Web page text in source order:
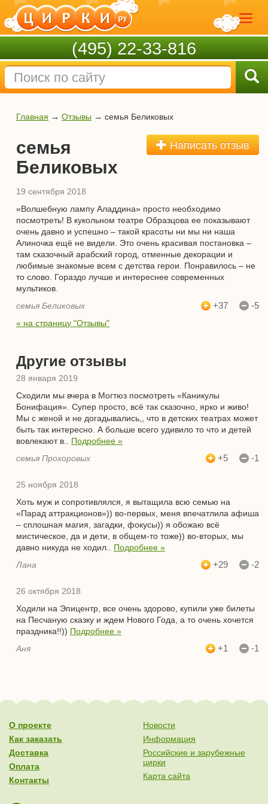
(495) 22-33-816
Главная → Отзывы → семья Беликовых
Написать отзыв
семья
Беликовых
19 сентября 2018
«Волшебную лампу Аладдина» просто необходимо
посмотреть! В кукольном театре Образцова ее показывают
очень давно и успешно – такой красоты ни мы ни наша
Алиночка ещё не видели. Это очень красивая постановка –
там сказочный арабский город, отменные декорации и
любимые знакомые всем с детства герои. Понравилось – не
то слово. Гораздо лучше и интереснее современных
мультиков.
семья Беликовых
+37 -5
« на страницу "Отзывы"
Другие отзывы
28 января 2019
Сходили мы вчера в Могтюз посмотреть «Каникулы
Бонифация». Супер просто, всё так сказочно, ярко и живо!
Мы с женой и не догадывались,, что в детских театрах может
быть так интересно. А больше всего удивило то что и детей
вовлекают в.. Подробнее »
семья Прохоровых
+5 -1
25 ноября 2018
Хоть муж и сопротивлялся, я вытащила всю семью на
«Парад аттракционов»)) во-первых, меня впечатлила афиша
– сплошная магия, загадки, фокусы)) я обожаю всё
мистическое, да и дети, в общем-то тоже)) во-вторых, мы
давно никуда не ходил.. Подробнее »
Лана
+29 -2
26 октября 2018
Ходили на Эпицентр, все очень здорово, купили уже билеты
на Песчаную сказку и ждем Нового Года, а то очень хочется
праздника!!)) Подробнее »
Аня
+1 -1
О проекте
Как заказать
Доставка
Оплата
Контакты
Новости
Информация
Российские и зарубежные
цирки
Карта сайта